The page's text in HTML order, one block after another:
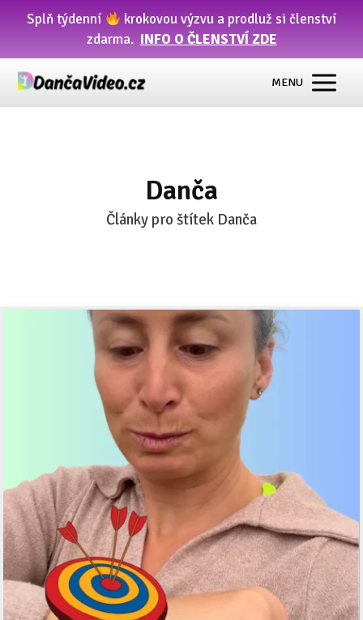
Splň týdenní
krokovou výzvu a prodluž si členství
zdarma. INFO O ČLENSTVÍ ZDE
MENU
Danča
Články pro štítek Danča